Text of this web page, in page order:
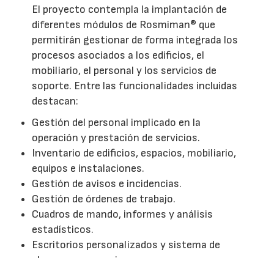
El proyecto contempla la implantación de
diferentes módulos de Rosmiman® que
permitirán gestionar de forma integrada los
procesos asociados a los edificios, el
mobiliario, el personal y los servicios de
soporte. Entre las funcionalidades incluidas
destacan:
Gestión del personal implicado en la
operación y prestación de servicios.
Inventario de edificios, espacios, mobiliario,
equipos e instalaciones.
Gestión de avisos e incidencias.
Gestión de órdenes de trabajo.
Cuadros de mando, informes y análisis
estadísticos.
Escritorios personalizados y sistema de